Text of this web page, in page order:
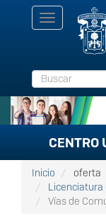
Toggle
navigation
Buscar
CENTRO
Inicio oferta
Licenciatura
Vías de